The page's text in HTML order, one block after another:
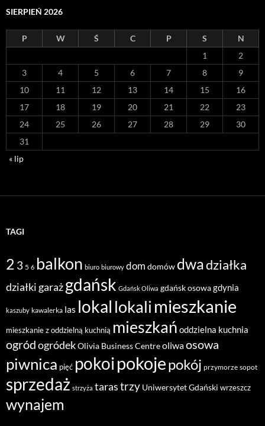
SIERPIEŃ 2026
P W Ś C P S
N
1
2
3
4 5 6 7 8
9
10
11 12 13 14 15
16
17
18 19 20 21 22
23
24
25 26 27 28 29
30
31
« lip
TAGI
2 3 5 6 balkon biuro biurowy dom domów dwadziałka
działki garażgdańsk Gdańsk Oliwa gdańsk osowagdynia
kaszuby kawalerka las lokal lokalimieszkanie
mieszkanie z oddzielną kuchnią mieszkań oddzielna kuchnia
ogródogródekOlivia Business Centreoliwaosowa
piwnica pięć pokoipokojepokój przymorze sopot
sprzedaż strzyża tarastrzy Uniwersytet Gdański wrzeszcz
wynajem